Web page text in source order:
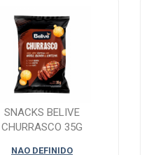
SNACKS BELIVE
CHURRASCO 35G
NAO DEFINIDO